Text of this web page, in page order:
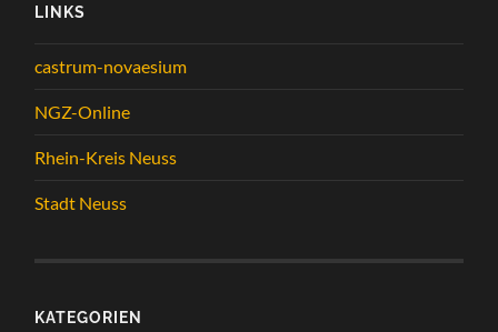
LINKS
castrum-novaesium
NGZ-Online
Rhein-Kreis Neuss
Stadt Neuss
KATEGORIEN